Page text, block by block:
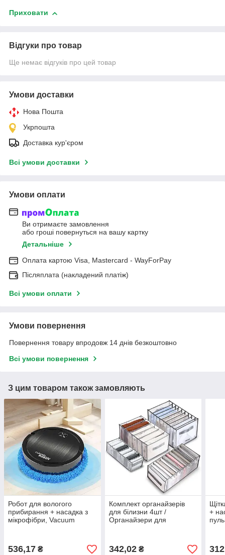
Приховати
Відгуки про товар
Ще немає відгуків про цей товар
Умови доставки
Нова Пошта
Укрпошта
Доставка кур'єром
Всі умови доставки
Умови оплати
Ви отримаєте замовлення
або гроші повернуться на вашу картку
Детальніше
Оплата картою Visa, Mastercard - WayForPay
Післяплата (накладений платіж)
Всі умови оплати
Умови повернення
Повернення товару впродовж 14 днів безкоштовно
Всі умови повернення
З цим товаром також замовляють
Робот для вологого
прибирання + насадка з
мікрофібри, Vacuum
прибирання будинку
536,17 ₴
Комплект органайзерів
для білизни 4шт /
Органайзери для
342,02₴
+